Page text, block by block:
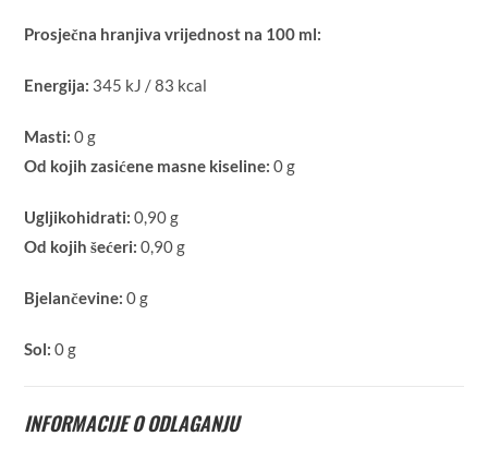
Prosječna hranjiva vrijednost na 100 ml:
Energija: 345 kJ / 83 kcal
Masti: 0 g
Od kojih zasićene masne kiseline: 0 g
Ugljikohidrati: 0,90 g
Od kojih šećeri: 0,90 g
Bjelančevine:0 g
Sol:0 g
INFORMACIJE O ODLAGANJU